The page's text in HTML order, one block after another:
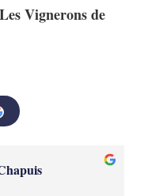
Vignerons de